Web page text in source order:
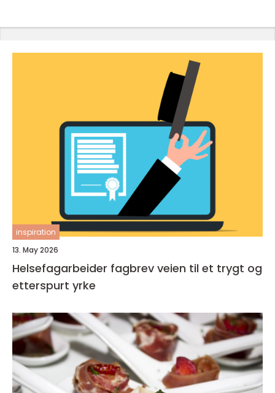
inspiration
13. May 2026
Helsefagarbeider fagbrev veien til et trygt og
etterspurt yrke